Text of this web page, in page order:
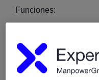
Funciones:
plataforma de
Gestionar la
soluciones de